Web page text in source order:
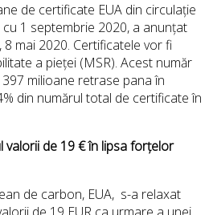
de certificate EUA din circulație
1 septembrie 2020, a anunțat
mai 2020. Certificatele vor fi
a pieței (MSR). Acest număr
milioane retrase pana în
din numărul total de certificate în
valorii de 19 € în lipsa forțelor
de carbon, EUA, s-a relaxat